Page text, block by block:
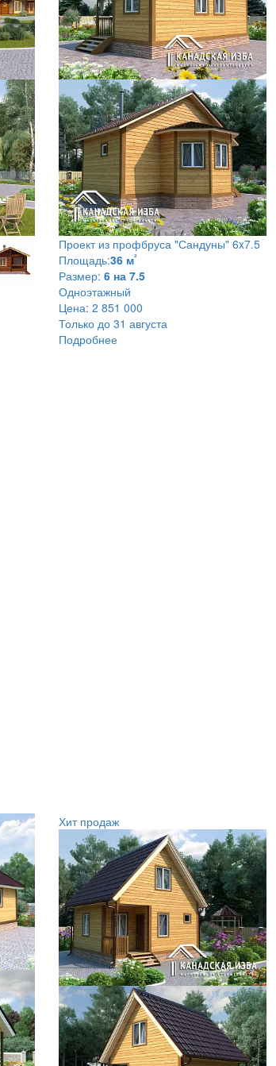
Проект из профбруса "Сандуны" 6x7.5
Площадь:36 м²
Размер: 6 на 7.5
Одноэтажный
Цена: 2 851 000
Только до 31 августа
Подробнее
Хит продаж